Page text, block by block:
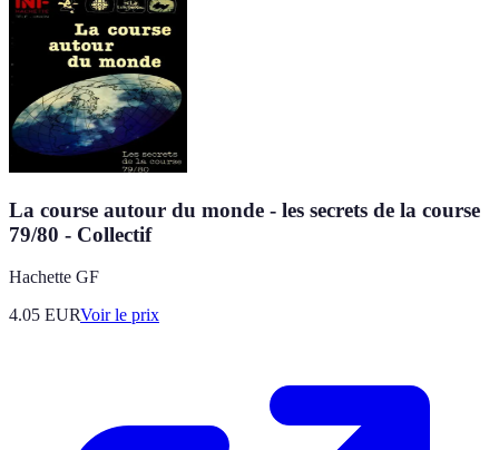
La course autour du monde - les secrets de la course
79/80 - Collectif
Hachette GF
4.05 EURVoir le prix